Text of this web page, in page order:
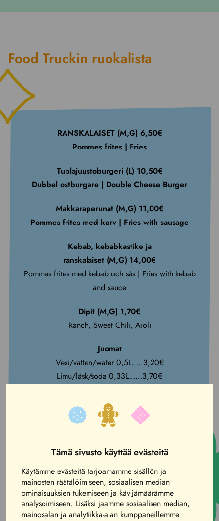
Tämä sivusto käyttää evästeitä
Käytämme evästeitä tarjoamamme sisällön ja
mainosten räätälöimiseen, sosiaalisen median
ominaisuuksien tukemiseen ja kävijämäärämme
analysoimiseen. Lisäksi jaamme sosiaalisen median,
mainosalan ja analytiikka-alan kumppaneillemme
Food Truckin ruokalista
RANSKALAISET (M,G) 6,50€
Pommes frites | Fries
Tuplajuustoburgeri (L) 10,50€
Dubbel ostburgare | Double Cheese Burger
Makkaraperunat (M,G) 11,00€
Pommes frites med korv | Fries with sausage
Kebab, kebabkastike ja
ranskalaiset (M,G) 14,00€
Pommes frites med kebab och sås | Fries with kebab
and sauce
Dipit (M,G) 1,70€
Ranch, Sweet Chili, Aioli
Juomat
Vesi/vatten/water 0,5L…..3,20€
Limu/läsk/soda 0,33L……3,70€
M=Maidoton, L=Laktoositon, G=Gluteeniton
Lisätietoja allergioita ja intoleransseja aiheuttavista